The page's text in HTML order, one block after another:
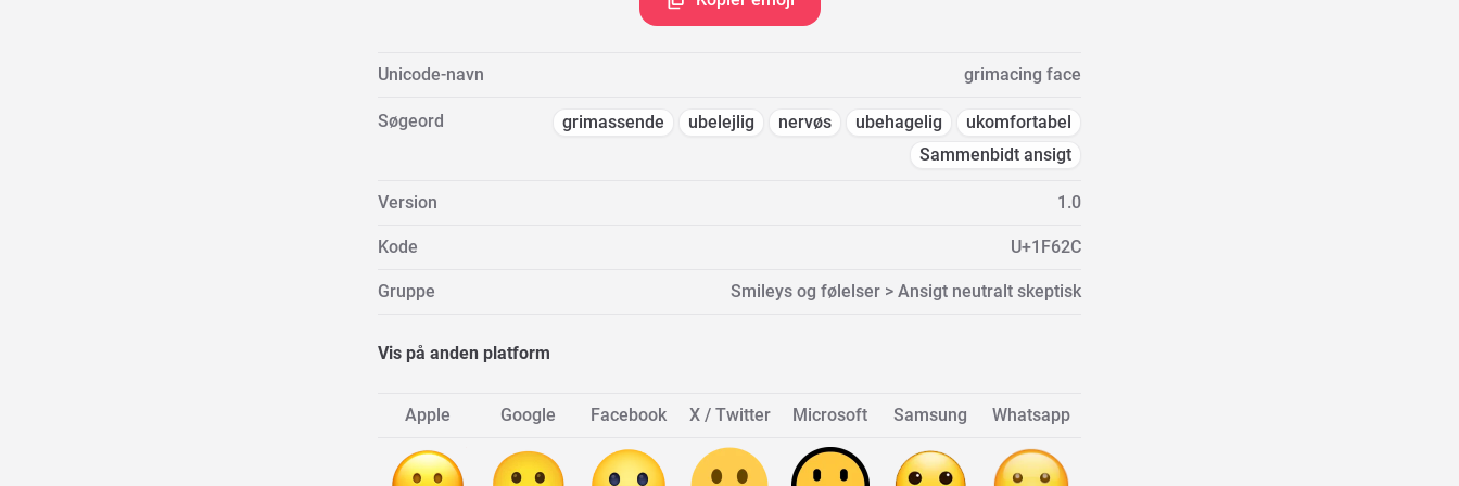
Unicode-navn grimacing face
Søgeord grimassende ubelejlig nervøs ubehagelig
ukomfortabel
Sammenbidt ansigt
Version 1.0
Kode U+1F62C
Gruppe Smileys og følelser > Ansigt neutralt skeptisk
Vis på anden platform
Apple Google Facebook X / Twitter Microsoft Samsung Whatsapp